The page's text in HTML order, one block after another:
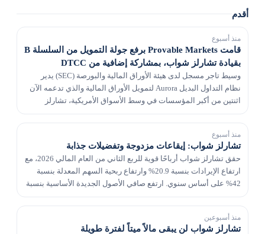
أقدم
منذ أسبوع
قامت Provable Markets برفع جولة التمويل من السلسلة B
بقيادة تشارلز شواب، بمشاركة إضافية من DTCC
وسيط تاجر مسجل لدى هيئة الأوراق المالية والبورصة (SEC) يدير
نظام التداول البديل Aurora لتمويل الأوراق المالية والذي تدعمه الآن
اثنتين من أكبر المؤسسات في وسط الأسواق الأمريكية، تشارلز
منذ أسبوع
تشارلز شواب: إيقاعات مزدوجة وتفضيلات جذابة
حقق تشارلز شواب أرباحًا قوية للربع الثاني من العام المالي 2026، مع
ارتفاع الإيرادات بنسبة 20.9% وارتفاع ربحية السهم المعدلة بنسبة
42% على أساس سنوي. ارتفع صافي الأصول الجديدة الأساسية بنسبة
منذ أسبوعين
تشارلز شواب لن يبقى مالاً ميتاً لفترة طويلة